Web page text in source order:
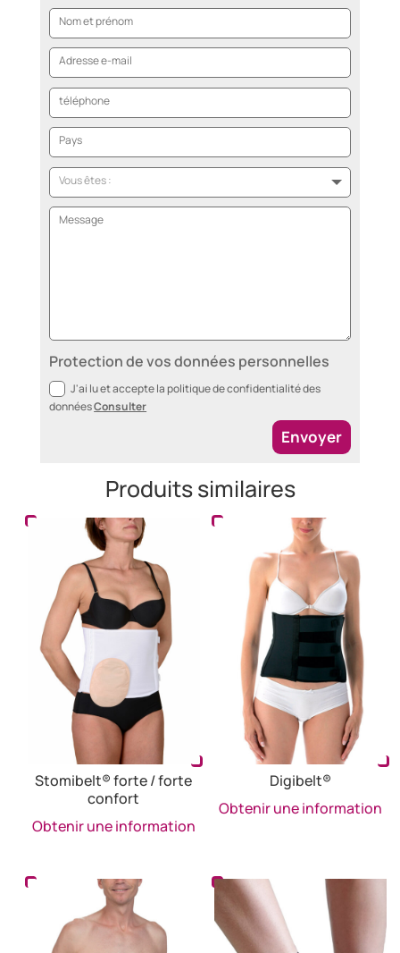
Protection de vos données personnelles
J'ai lu et accepte la politique de confidentialité des
donnéesConsulter
Envoyer
Produits similaires
Stomibelt® forte / forte
confort
Obtenir une information
Digibelt®
Obtenir une information